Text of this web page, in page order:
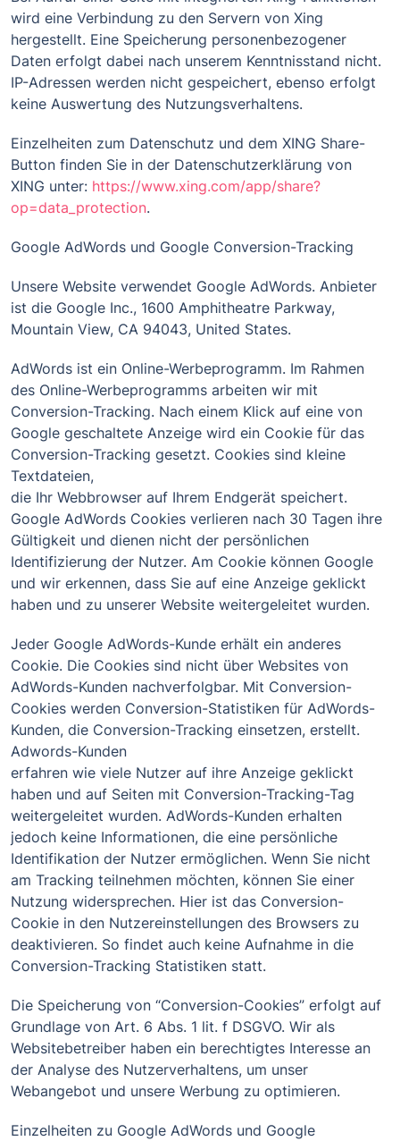
wird eine Verbindung zu den Servern von Xing
hergestellt. Eine Speicherung personenbezogener
Daten erfolgt dabei nach unserem Kenntnisstand nicht.
IP-Adressen werden nicht gespeichert, ebenso erfolgt
keine Auswertung des Nutzungsverhaltens.
Einzelheiten zum Datenschutz und dem XING Share-
Button finden Sie in der Datenschutzerklärung von
XING unter: https://www.xing.com/app/share?
op=data_protection.
Google AdWords und Google Conversion-Tracking
Unsere Website verwendet Google AdWords. Anbieter
ist die Google Inc., 1600 Amphitheatre Parkway,
Mountain View, CA 94043, United States.
AdWords ist ein Online-Werbeprogramm. Im Rahmen
des Online-Werbeprogramms arbeiten wir mit
Conversion-Tracking. Nach einem Klick auf eine von
Google geschaltete Anzeige wird ein Cookie für das
Conversion-Tracking gesetzt. Cookies sind kleine
Textdateien,
die Ihr Webbrowser auf Ihrem Endgerät speichert.
Google AdWords Cookies verlieren nach 30 Tagen ihre
Gültigkeit und dienen nicht der persönlichen
Identifizierung der Nutzer. Am Cookie können Google
und wir erkennen, dass Sie auf eine Anzeige geklickt
haben und zu unserer Website weitergeleitet wurden.
Jeder Google AdWords-Kunde erhält ein anderes
Cookie. Die Cookies sind nicht über Websites von
AdWords-Kunden nachverfolgbar. Mit Conversion-
Cookies werden Conversion-Statistiken für AdWords-
Kunden, die Conversion-Tracking einsetzen, erstellt.
Adwords-Kunden
erfahren wie viele Nutzer auf ihre Anzeige geklickt
haben und auf Seiten mit Conversion-Tracking-Tag
weitergeleitet wurden. AdWords-Kunden erhalten
jedoch keine Informationen, die eine persönliche
Identifikation der Nutzer ermöglichen. Wenn Sie nicht
am Tracking teilnehmen möchten, können Sie einer
Nutzung widersprechen. Hier ist das Conversion-
Cookie in den Nutzereinstellungen des Browsers zu
deaktivieren. So findet auch keine Aufnahme in die
Conversion-Tracking Statistiken statt.
Die Speicherung von “Conversion-Cookies” erfolgt auf
Grundlage von Art. 6 Abs. 1 lit. f DSGVO. Wir als
Websitebetreiber haben ein berechtigtes Interesse an
der Analyse des Nutzerverhaltens, um unser
Webangebot und unsere Werbung zu optimieren.
Einzelheiten zu Google AdWords und Google